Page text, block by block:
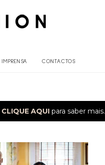
IMPRENSA CONTACTOS
CLIQUE AQUIpara saber mais.